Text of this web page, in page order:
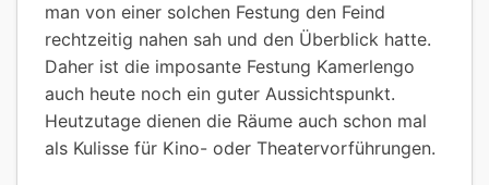
man von einer solchen Festung den Feind
rechtzeitig nahen sah und den Überblick hatte.
Daher ist die imposante Festung Kamerlengo
auch heute noch ein guter Aussichtspunkt.
Heutzutage dienen die Räume auch schon mal
als Kulisse für Kino- oder Theatervorführungen.